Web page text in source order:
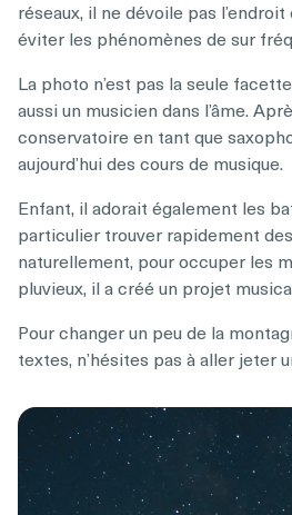
réseaux, il ne dévoile pas
éviter les phénomènes de sur
La photo n’est pas la seule
aussi un musicien dans l’âme.
conservatoire en tant que
aujourd’hui des cours de musique.
Enfant, il adorait également les
particulier trouver rapidement
naturellement, pour occuper les
pluvieux, il a créé un projet
Pour changer un peu de la
textes, n’hésites pas à aller jeter